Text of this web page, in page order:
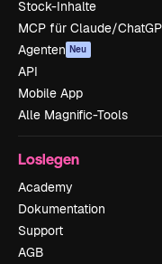
Stock-Inhalte
MCP für Claude/
Agenten Neu
API
Mobile App
Alle Magnific-Tools
Loslegen
Academy
Dokumentation
Support
AGB